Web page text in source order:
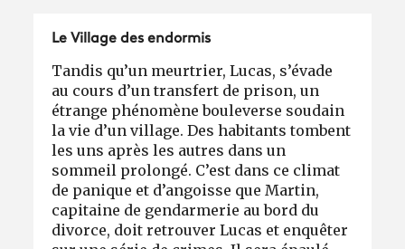
Le Village des endormis
Tandis qu’un meurtrier, Lucas, s’évade
au cours d’un transfert de prison, un
étrange phénomène bouleverse soudain
la vie d’un village. Des habitants tombent
les uns après les autres dans un
sommeil prolongé. C’est dans ce climat
de panique et d’angoisse que Martin,
capitaine de gendarmerie au bord du
divorce, doit retrouver Lucas et enquêter